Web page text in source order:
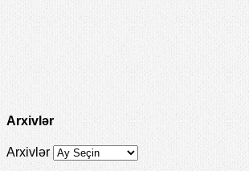
Arxivlər
Arxivlər